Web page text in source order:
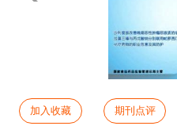
加入收藏 期刊点评